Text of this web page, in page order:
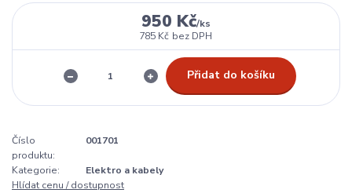
950 Kč/ks
785 Kč bez DPH
Přidat do košíku
Číslo
produktu:
001701
Kategorie:
Elektro a kabely
Hlídat cenu / dostupnost